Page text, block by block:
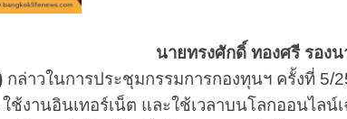
นายทรงศักดิ์ ทองศรี รอง
กล่าวในการประชุมกรรมการกองทุนฯ ครั้งที่ 5/
ช้งานอินเทอร์เน็ต และใช้เวลาบนโลกออนไล